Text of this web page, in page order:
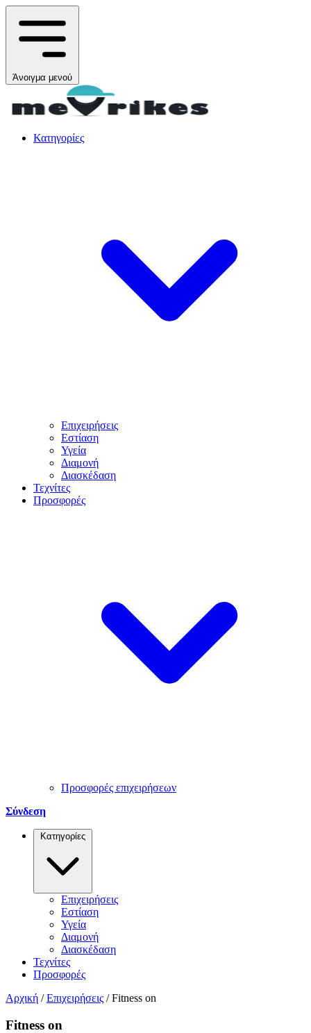
Άνοιγμα μενού
Κατηγορίες
Επιχειρήσεις
Εστίαση
Υγεία
Διαμονή
Διασκέδαση
Τεχνίτες
Προσφορές
Προσφορές επιχειρήσεων
Σύνδεση
Κατηγορίες
Επιχειρήσεις
Εστίαση
Υγεία
Διαμονή
Διασκέδαση
Τεχνίτες
Προσφορές
Αρχική / Επιχειρήσεις / Fitness on
Fitness on